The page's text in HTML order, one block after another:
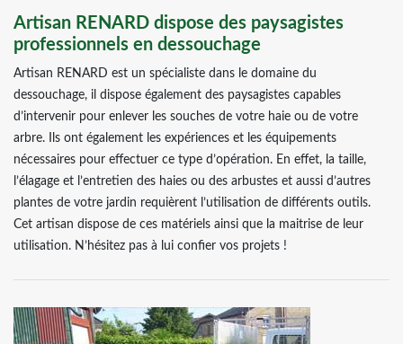
Artisan RENARD dispose des paysagistes
professionnels en dessouchage
Artisan RENARD est un spécialiste dans le domaine du
dessouchage, il dispose également des paysagistes capables
d’intervenir pour enlever les souches de votre haie ou de votre
arbre. Ils ont également les expériences et les équipements
nécessaires pour effectuer ce type d’opération. En effet, la taille,
l’élagage et l’entretien des haies ou des arbustes et aussi d’autres
plantes de votre jardin requièrent l’utilisation de différents outils.
Cet artisan dispose de ces matériels ainsi que la maitrise de leur
utilisation. N’hésitez pas à lui confier vos projets !